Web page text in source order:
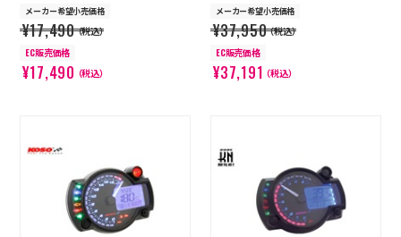
メーカー希望小売価格
¥17,490（税込）
EC販売価格
¥17,490（税込）
メーカー希望小売価格
¥37,950（税込）
EC販売価格
¥37,191 （税込）